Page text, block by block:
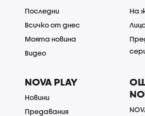
Последни
Всичко от днес
Моята новина
Видео
На
NOVA PLAY
Новини
Предавания